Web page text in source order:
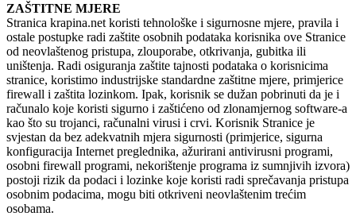
ZAŠTITNE MJERE
Stranica krapina.net koristi tehnološke i sigurnosne mjere, pravila i
ostale postupke radi zaštite osobnih podataka korisnika ove Stranice
od neovlaštenog pristupa, zlouporabe, otkrivanja, gubitka ili
uništenja. Radi osiguranja zaštite tajnosti podataka o korisnicima
stranice, koristimo industrijske standardne zaštitne mjere, primjerice
firewall i zaštita lozinkom. Ipak, korisnik se dužan pobrinuti da je i
računalo koje koristi sigurno i zaštićeno od zlonamjernog software-a
kao što su trojanci, računalni virusi i crvi. Korisnik Stranice je
svjestan da bez adekvatnih mjera sigurnosti (primjerice, sigurna
konfiguracija Internet preglednika, ažurirani antivirusni programi,
osobni firewall programi, nekorištenje programa iz sumnjivih izvora)
postoji rizik da podaci i lozinke koje koristi radi sprečavanja pristupa
osobnim podacima, mogu biti otkriveni neovlaštenim trećim
osobama.